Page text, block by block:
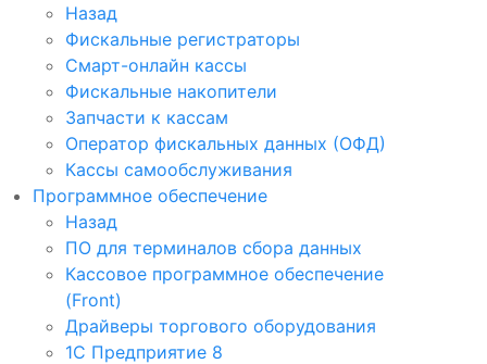
Назад
Фискальные регистраторы
Смарт-онлайн кассы
Фискальные накопители
Запчасти к кассам
Оператор фискальных данных (ОФД)
Кассы самообслуживания
Программное обеспечение
Назад
ПО для терминалов сбора данных
Кассовое программное обеспечение
(Front)
Драйверы торгового оборудования
1С Предприятие 8